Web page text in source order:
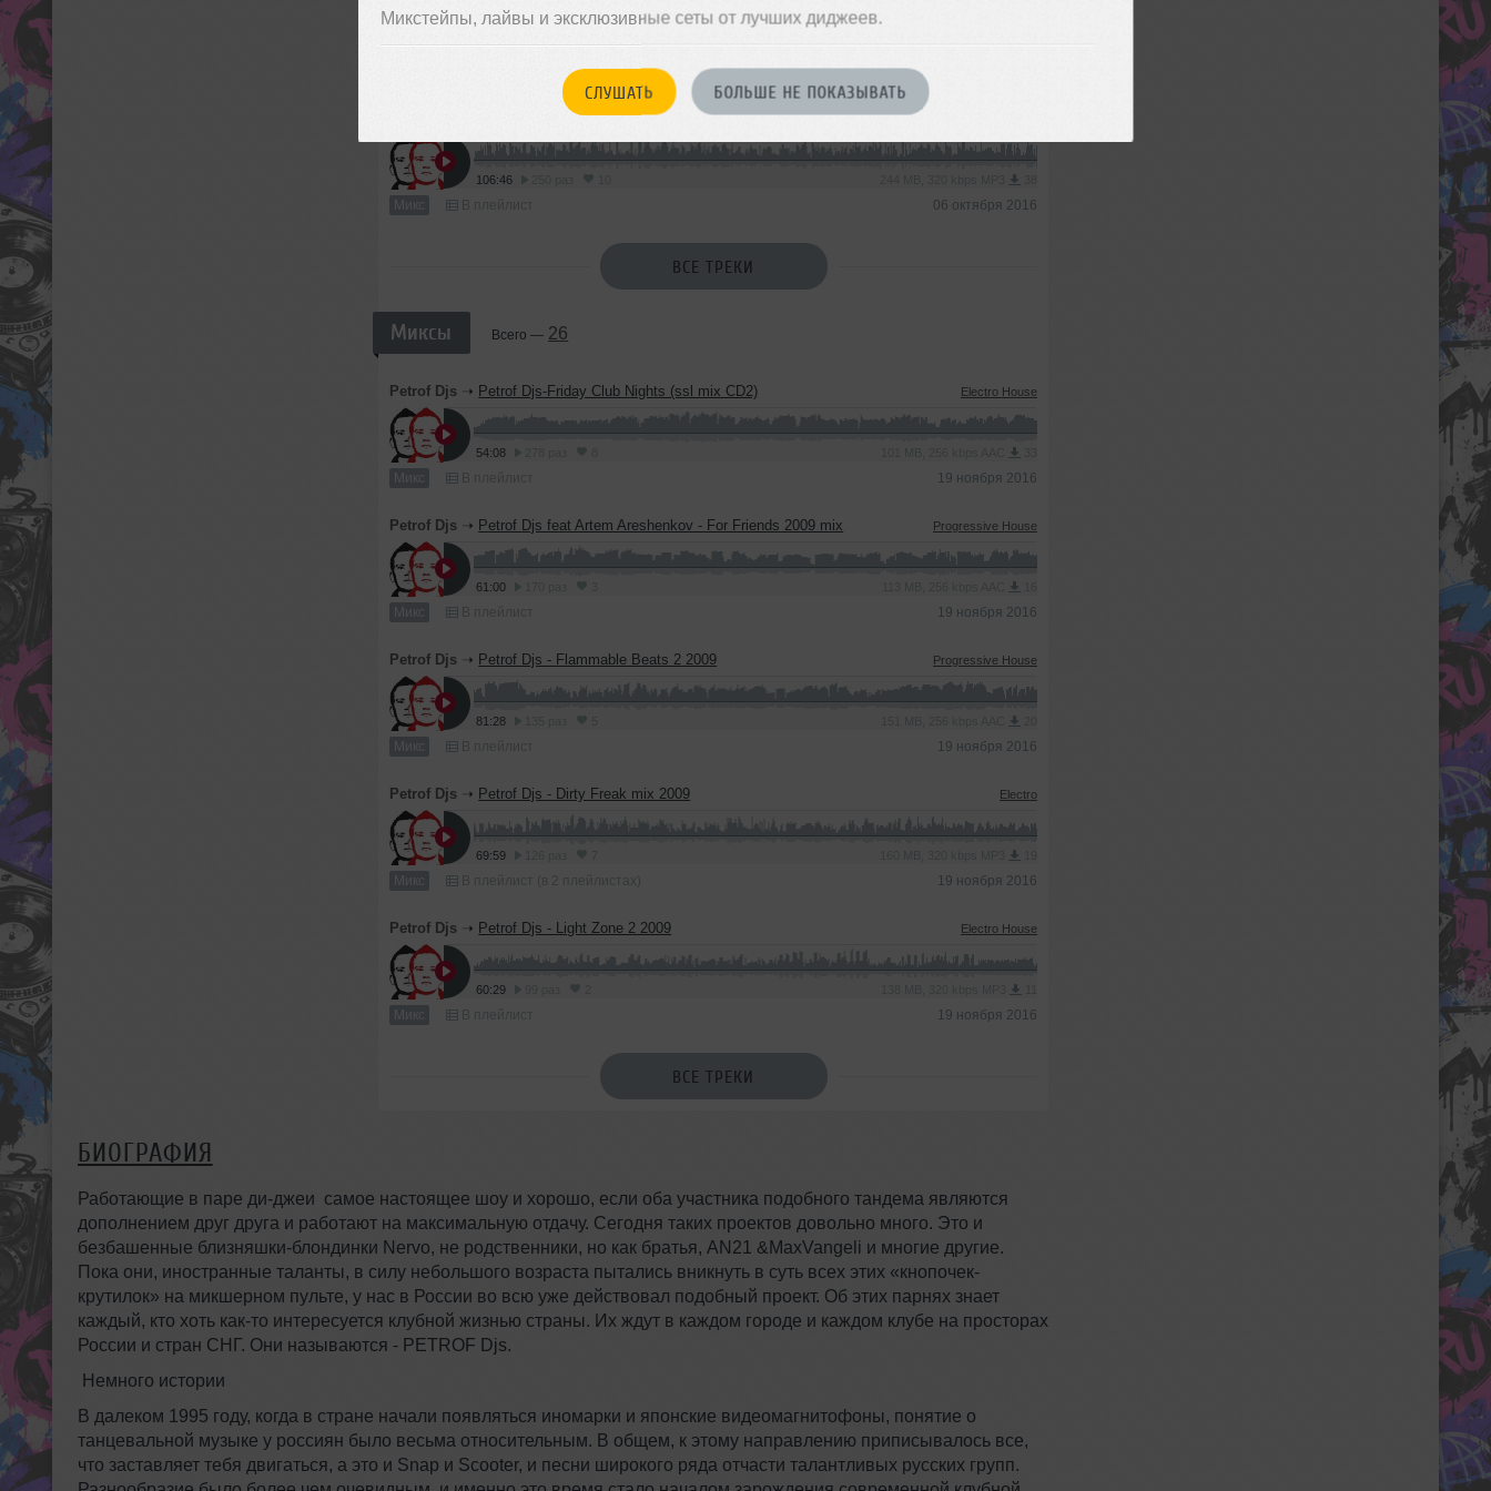
Микстейпы, лайвы и эксклюзивные сеты от лучших диджеев.
СЛУШАТЬ БОЛЬШЕ НЕ ПОКАЗЫВАТЬ
61:48 163 раза 8
Petrof Djs - Deep Sensation
106:46
Микс В плейлист 06 октября 2016
ВСЕ ТРЕКИ
Миксы Всего — 26
Petrof Djs ➝ Petrof Djs-Friday Club Nights (ssl mix CD2) Electro House
54:08
Микс В плейлист 19 ноября 2016
Petrof Djs ➝ Petrof Djs feat Artem Areshenkov - For Friends 2009 mix Progressive House
61:00
Микс В плейлист 19 ноября 2016
Petrof Djs ➝ Petrof Djs - Flammable Beats 2 2009 Progressive House
81:28
Микс В плейлист 19 ноября 2016
Petrof Djs ➝ Petrof Djs - Dirty Freak mix 2009 Electro
69:59
Микс В плейлист (в 2 плейлистах) 19 ноября 2016
Petrof Djs ➝ Petrof Djs - Light Zone 2 2009 Electro House
60:29
Микс В плейлист 19 ноября 2016
ВСЕ ТРЕКИ
БИОГРАФИЯ
Работающие в паре ди-джеи самое настоящее шоу и хорошо, если оба участника подобного тандема являются
дополнением друг друга и работают на максимальную отдачу. Сегодня таких проектов довольно много. Это и
безбашенные близняшки-блондинки Nervo, не родственники, но как братья, AN21 &MaxVangeli и многие другие.
Пока они, иностранные таланты, в силу небольшого возраста пытались вникнуть в суть всех этих «кнопочек-
крутилок» на микшерном пульте, у нас в России во всю уже действовал подобный проект. Об этих парнях знает
каждый, кто хоть как-то интересуется клубной жизнью страны. Их ждут в каждом городе и каждом клубе на просторах
России и стран СНГ. Они называются - PETROF Djs.
Немного истории
В далеком 1995 году, когда в стране начали появляться иномарки и японские видеомагнитофоны, понятие о
танцевальной музыке у россиян было весьма относительным. В общем, к этому направлению приписывалось все,
что заставляет тебя двигаться, а это и Snap и Scooter, и песни широкого ряда отчасти талантливых русских групп.